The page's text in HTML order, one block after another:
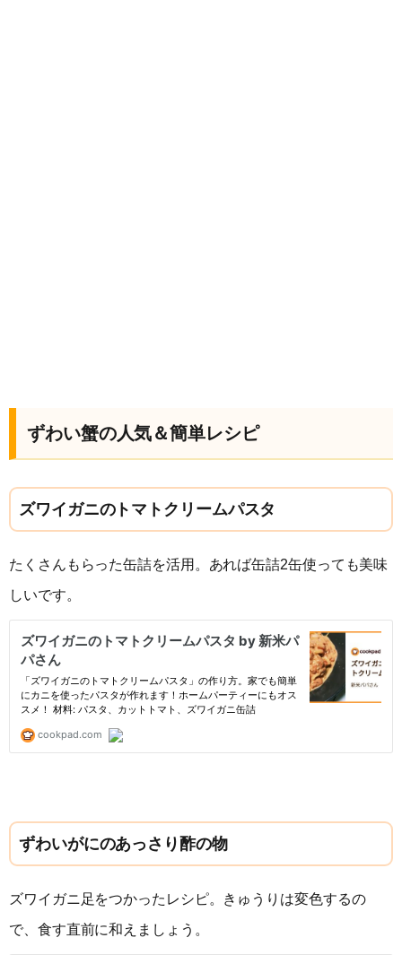
ずわい蟹の人気＆簡単レシピ
ズワイガニのトマトクリームパスタ
たくさんもらった缶詰を活用。あれば缶詰2缶使っても美味
しいです。
ずわいがにのあっさり酢の物
ズワイガニ足をつかったレシピ。きゅうりは変色するの
で、食す直前に和えましょう。